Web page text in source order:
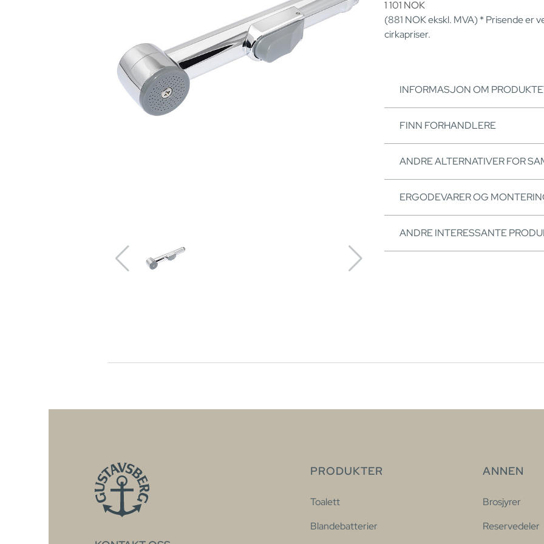
1 101 NOK
(881 NOKekskl. MVA) * Prisende er
cirkapriser.
INFORMASJON OM
FINN FORHANDLERE
ANDRE ALTERNATIVER FOR
ERGODEVARER OG
ANDRE INTERESSANTE
PRODUKTER
Toalett
Blandebatterier
ANNEN
Brosjyrer
Reservedeler